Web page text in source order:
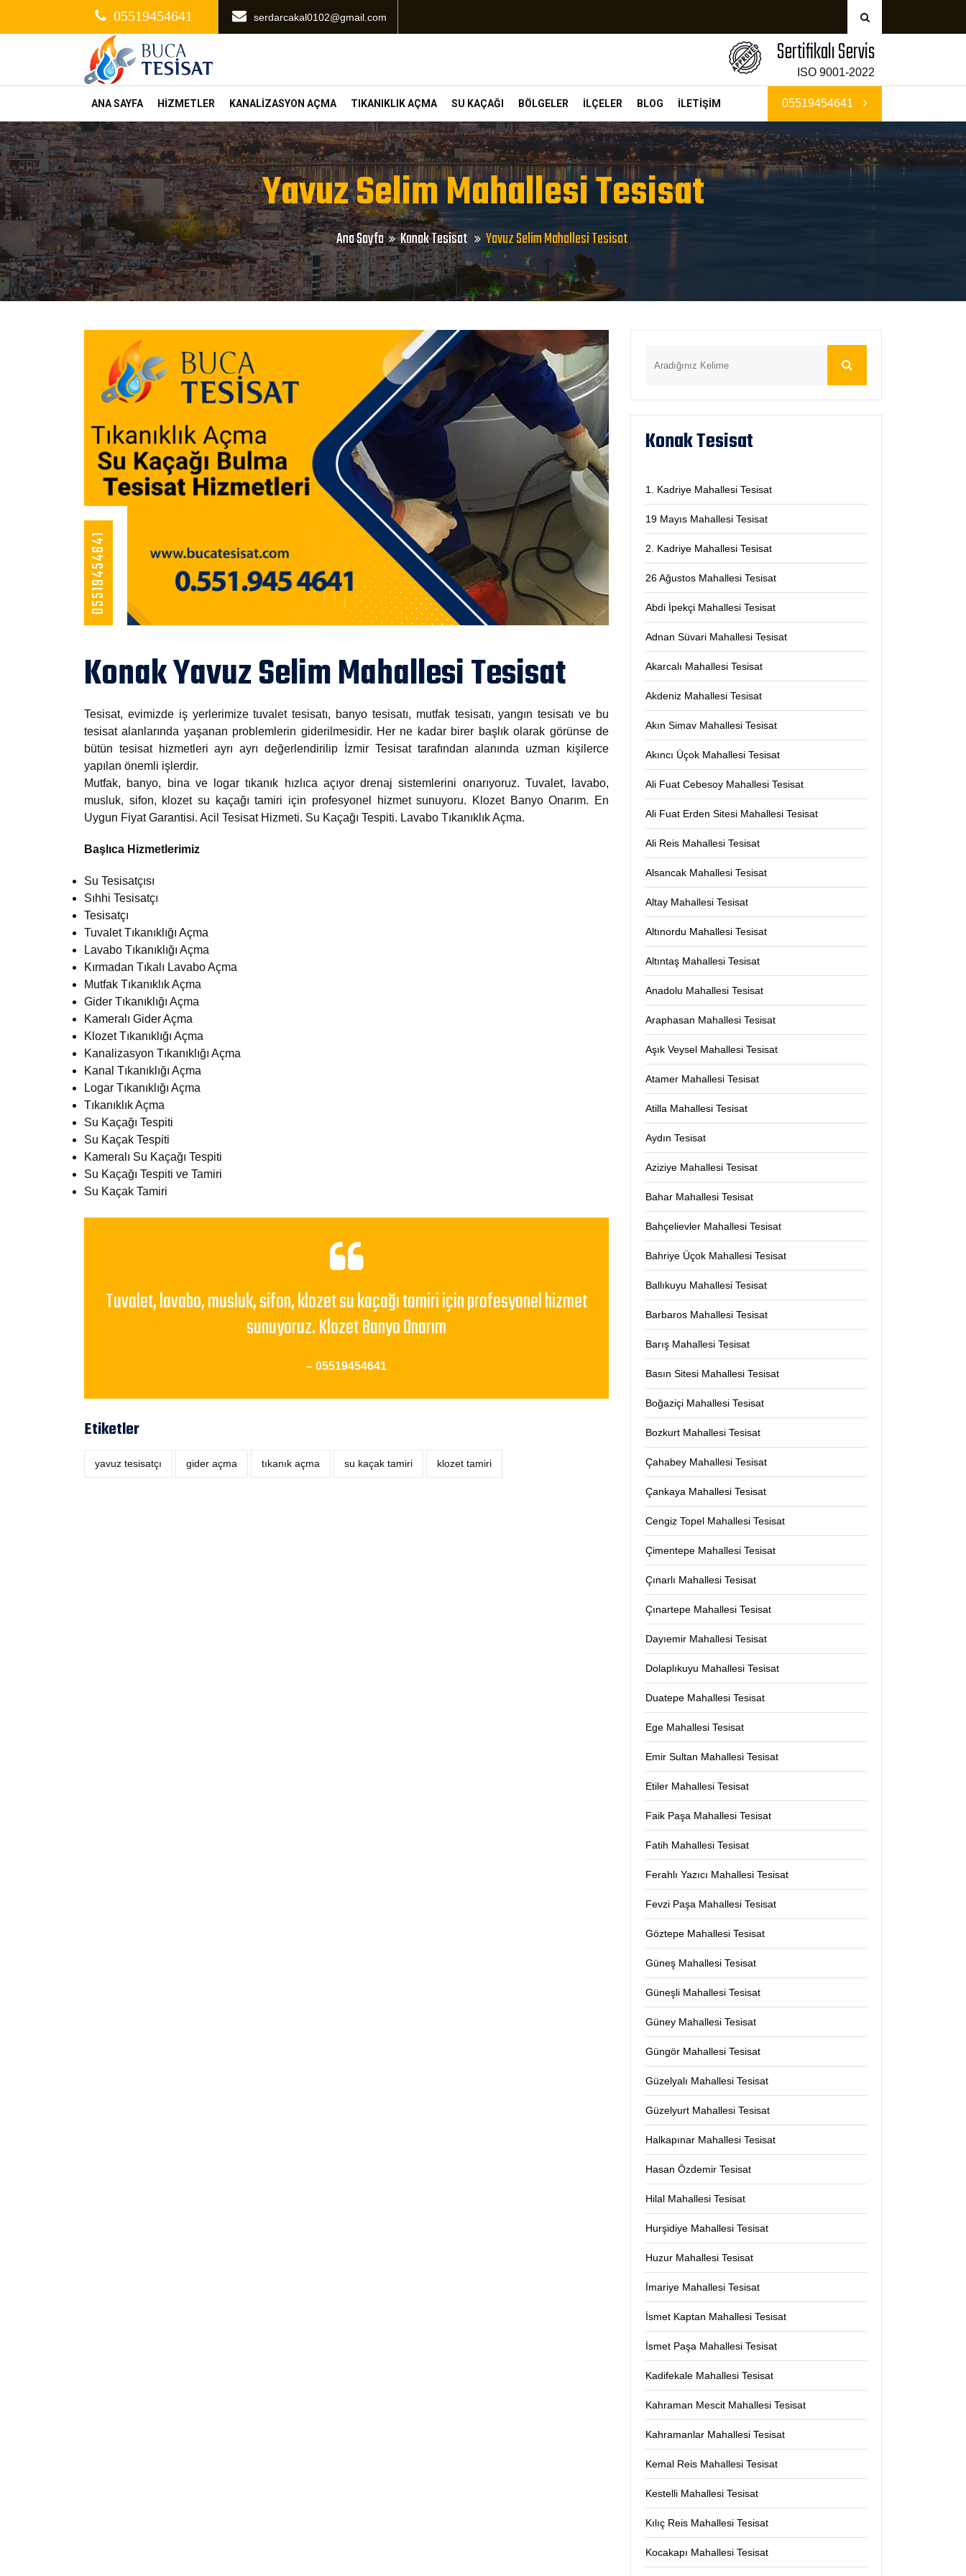
05519454641 serdarcakal0102@gmail.com
Sertifikalı Servis
ISO 9001-2022
ANA SAYFA HİZMETLER KANALİZASYON AÇMA TIKANIKLIK AÇMA SU KAÇAĞI BÖLGELER İLÇELER BLOG İLETİŞİM 05519454641
Yavuz Selim Mahallesi Tesisat
Ana Sayfa Konak Tesisat Yavuz Selim Mahallesi Tesisat
05519454641
Konak Yavuz Selim Mahallesi Tesisat
Tesisat, evimizde iş yerlerimize tuvalet tesisatı, banyo tesisatı, mutfak tesisatı, yangın tesisatı ve bu
tesisat alanlarında yaşanan problemlerin giderilmesidir. Her ne kadar birer başlık olarak görünse de
bütün tesisat hizmetleri ayrı ayrı değerlendirilip İzmir Tesisat tarafından alanında uzman kişilerce
yapılan önemli işlerdir.
Mutfak, banyo, bina ve logar tıkanık hızlıca açıyor drenaj sistemlerini onarıyoruz. Tuvalet, lavabo,
musluk, sifon, klozet su kaçağı tamiri için profesyonel hizmet sunuyoru. Klozet Banyo Onarım. En
Uygun Fiyat Garantisi. Acil Tesisat Hizmeti. Su Kaçağı Tespiti. Lavabo Tıkanıklık Açma.
Başlıca Hizmetlerimiz
Su Tesisatçısı
Sıhhi Tesisatçı
Tesisatçı
Tuvalet Tıkanıklığı Açma
Lavabo Tıkanıklığı Açma
Kırmadan Tıkalı Lavabo Açma
Mutfak Tıkanıklık Açma
Gider Tıkanıklığı Açma
Kameralı Gider Açma
Klozet Tıkanıklığı Açma
Kanalizasyon Tıkanıklığı Açma
Kanal Tıkanıklığı Açma
Logar Tıkanıklığı Açma
Tıkanıklık Açma
Su Kaçağı Tespiti
Su Kaçak Tespiti
Kameralı Su Kaçağı Tespiti
Su Kaçağı Tespiti ve Tamiri
Su Kaçak Tamiri
Tuvalet, lavabo, musluk, sifon, klozet su kaçağı tamiri için profesyonel hizmet
sunuyoruz. Klozet Banyo Onarım
– 05519454641
Etiketler
yavuz tesisatçı ‎gider açma tıkanık açma su kaçak tamiri klozet tamiri
Konak Tesisat
1. Kadriye Mahallesi Tesisat
19 Mayıs Mahallesi Tesisat
2. Kadriye Mahallesi Tesisat
26 Ağustos Mahallesi Tesisat
Abdi İpekçi Mahallesi Tesisat
Adnan Süvari Mahallesi Tesisat
Akarcalı Mahallesi Tesisat
Akdeniz Mahallesi Tesisat
Akın Simav Mahallesi Tesisat
Akıncı Üçok Mahallesi Tesisat
Ali Fuat Cebesoy Mahallesi Tesisat
Ali Fuat Erden Sitesi Mahallesi Tesisat
Ali Reis Mahallesi Tesisat
Alsancak Mahallesi Tesisat
Altay Mahallesi Tesisat
Altınordu Mahallesi Tesisat
Altıntaş Mahallesi Tesisat
Anadolu Mahallesi Tesisat
Araphasan Mahallesi Tesisat
Aşık Veysel Mahallesi Tesisat
Atamer Mahallesi Tesisat
Atilla Mahallesi Tesisat
Aydın Tesisat
Aziziye Mahallesi Tesisat
Bahar Mahallesi Tesisat
Bahçelievler Mahallesi Tesisat
Bahriye Üçok Mahallesi Tesisat
Ballıkuyu Mahallesi Tesisat
Barbaros Mahallesi Tesisat
Barış Mahallesi Tesisat
Basın Sitesi Mahallesi Tesisat
Boğaziçi Mahallesi Tesisat
Bozkurt Mahallesi Tesisat
Çahabey Mahallesi Tesisat
Çankaya Mahallesi Tesisat
Cengiz Topel Mahallesi Tesisat
Çimentepe Mahallesi Tesisat
Çınarlı Mahallesi Tesisat
Çınartepe Mahallesi Tesisat
Dayıemir Mahallesi Tesisat
Dolaplıkuyu Mahallesi Tesisat
Duatepe Mahallesi Tesisat
Ege Mahallesi Tesisat
Emir Sultan Mahallesi Tesisat
Etiler Mahallesi Tesisat
Faik Paşa Mahallesi Tesisat
Fatih Mahallesi Tesisat
Ferahlı Yazıcı Mahallesi Tesisat
Fevzi Paşa Mahallesi Tesisat
Göztepe Mahallesi Tesisat
Güneş Mahallesi Tesisat
Güneşli Mahallesi Tesisat
Güney Mahallesi Tesisat
Güngör Mahallesi Tesisat
Güzelyalı Mahallesi Tesisat
Güzelyurt Mahallesi Tesisat
Halkapınar Mahallesi Tesisat
Hasan Özdemir Tesisat
Hilal Mahallesi Tesisat
Hurşidiye Mahallesi Tesisat
Huzur Mahallesi Tesisat
İmariye Mahallesi Tesisat
İsmet Kaptan Mahallesi Tesisat
İsmet Paşa Mahallesi Tesisat
Kadifekale Mahallesi Tesisat
Kahraman Mescit Mahallesi Tesisat
Kahramanlar Mahallesi Tesisat
Kemal Reis Mahallesi Tesisat
Kestelli Mahallesi Tesisat
Kılıç Reis Mahallesi Tesisat
Kocakapı Mahallesi Tesisat